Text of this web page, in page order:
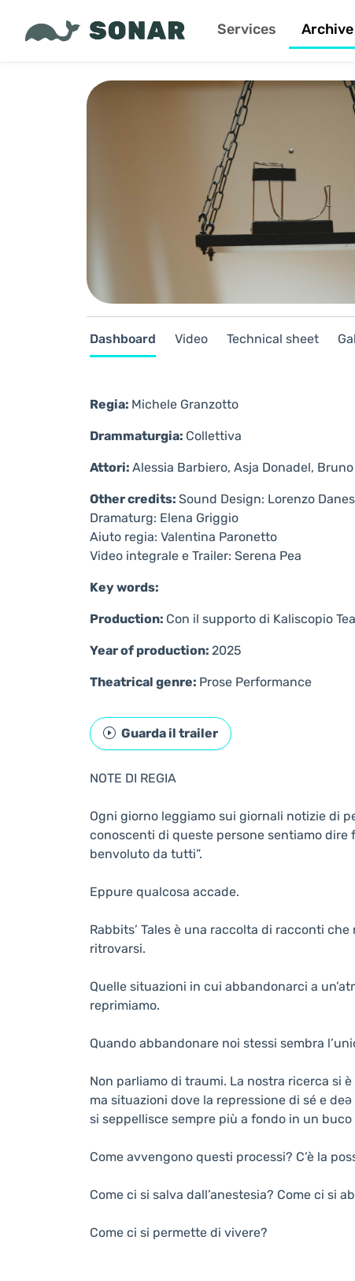
Services Archive
Dashboard Video Technical sheet
Regia: Michele Granzotto
Drammaturgia: Collettiva
Attori: Alessia Barbiero, Asja Donadel,
Other credits: Sound Design: Lorenzo
Dramaturg: Elena Griggio
Aiuto regia: Valentina Paronetto
Video integrale e Trailer: Serena Pea
Key words:
Production: Con il supporto di Kaliscopio
Year of production: 2025
Theatrical genre: Prose Performance
Guarda il trailer
NOTE DI REGIA
Ogni giorno leggiamo sui giornali notizie di
conoscenti di queste persone sentiamo dire
benvoluto da tutti”.
Eppure qualcosa accade.
Rabbits’ Tales è una raccolta di racconti
ritrovarsi.
Quelle situazioni in cui abbandonarci a
reprimiamo.
Quando abbandonare noi stessi sembra
Non parliamo di traumi. La nostra ricerca si
ma situazioni dove la repressione di sé e
si seppellisce sempre più a fondo in un
Come avvengono questi processi? C’è la
Come ci si salva dall’anestesia? Come ci si
Come ci si permette di vivere?